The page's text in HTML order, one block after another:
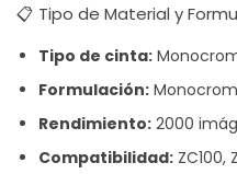
📋 Tipo de Material y
Tipo de cinta:
Formulación:
Rendimiento: 2000
Compatibilidad: ZC100,